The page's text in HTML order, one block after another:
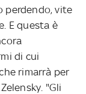
perdendo, vite
E questa è
di cui
rimarrà per
"Gli